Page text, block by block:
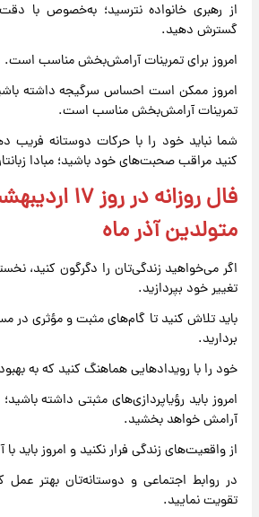
از رهبری خانواده نترسید؛ به‌خصوص با دقت
گسترش دهید.
امروز برای تمرینات آرامش‌بخش مناسب است.
امروز ممکن است احساس سرگیجه داشته
تمرینات آرامش‌بخش مناسب است.
شما نباید خود را با حرکات دوستانه فریب
کنید مراقب صحبت‌های خود باشید؛ مبادا
متولدین آذر ماه
اگر می‌خواهید زندگی‌تان را دگرگون کنید،
تغییر خود بپردازید.
باید تلاش کنید تا گام‌های مثبت و مؤثری در
بردارید.
خود را با رویدادهایی هماهنگ کنید که به
امروز باید رؤیاپردازی‌های مثبتی داشته
آرامش خواهد بخشید.
از واقعیت‌های زندگی فرار نکنید و امروز باید با
در روابط اجتماعی و دوستانه‌تان بهتر عمل
تقویت نمایید.